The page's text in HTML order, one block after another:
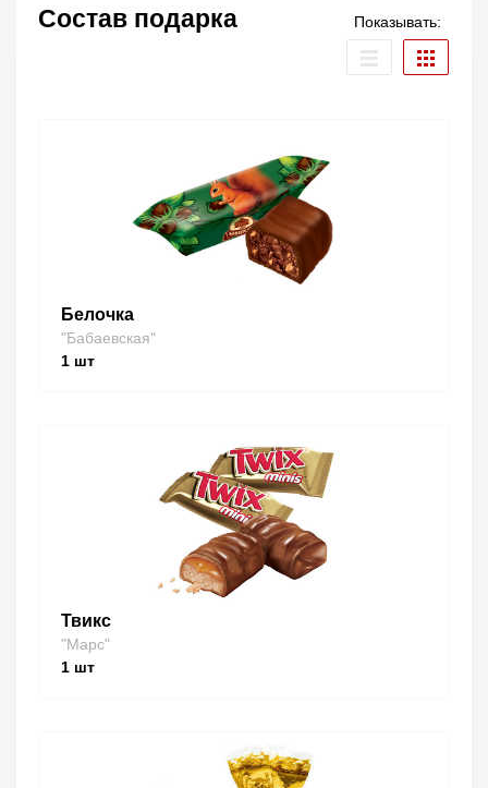
Состав подарка Показывать:
Белочка
"Бабаевская"
1 шт
Твикс
"Марс"
1 шт